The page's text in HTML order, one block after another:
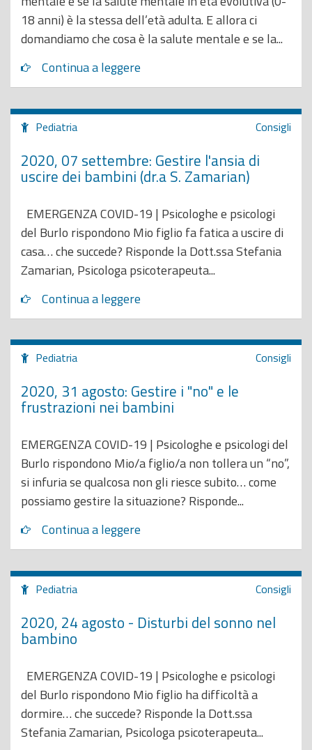
18 anni) è la stessa dell’età adulta. E allora ci
domandiamo che cosa è la salute mentale e se la...
Continua a leggere
Pediatria Consigli
2020, 07 settembre: Gestire l'ansia di
uscire dei bambini (dr.a S. Zamarian)
EMERGENZA COVID-19 | Psicologhe e psicologi
del Burlo rispondono Mio figlio fa fatica a uscire di
casa… che succede? Risponde la Dott.ssa Stefania
Zamarian, Psicologa psicoterapeuta...
Continua a leggere
Pediatria Consigli
2020, 31 agosto: Gestire i "no" e le
frustrazioni nei bambini
EMERGENZA COVID-19 | Psicologhe e psicologi del
Burlo rispondono Mio/a figlio/a non tollera un “no”,
si infuria se qualcosa non gli riesce subito… come
possiamo gestire la situazione? Risponde...
Continua a leggere
Pediatria Consigli
2020, 24 agosto - Disturbi del sonno nel
bambino
EMERGENZA COVID-19 | Psicologhe e psicologi
del Burlo rispondono Mio figlio ha difficoltà a
dormire… che succede? Risponde la Dott.ssa
Stefania Zamarian, Psicologa psicoterapeuta...